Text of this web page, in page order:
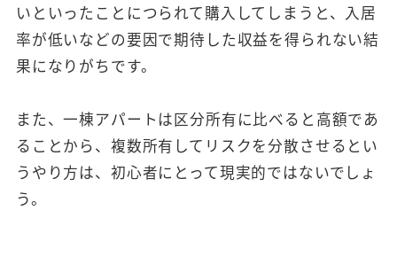
いといったことにつられて購入してしまうと、入居
率が低いなどの要因で期待した収益を得られない結
果になりがちです。
また、一棟アパートは区分所有に比べると高額であ
ることから、複数所有してリスクを分散させるとい
うやり方は、初心者にとって現実的ではないでしょ
う。